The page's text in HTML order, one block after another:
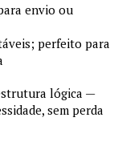
envio ou
perfeito para
lógica —
sem perda